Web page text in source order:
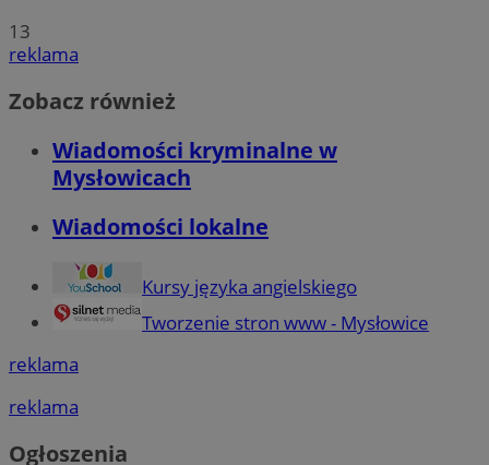
13
reklama
Zobacz również
Wiadomości kryminalne w
Mysłowicach
Wiadomości lokalne
Kursy języka angielskiego
Tworzenie stron www - Mysłowice
reklama
reklama
Ogłoszenia